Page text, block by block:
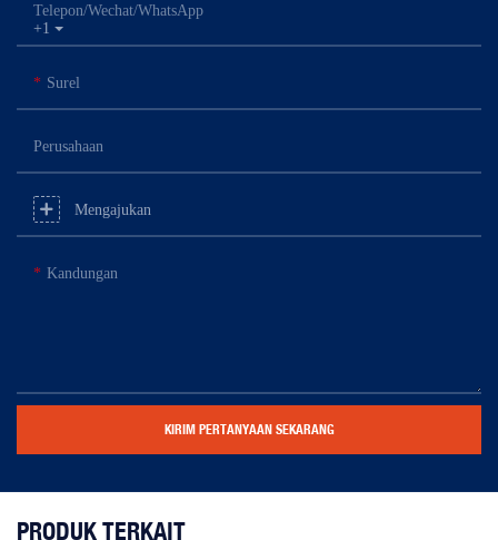
+1
Telepon/Wechat/WhatsApp
Surel
Perusahaan
Mengajukan
Kandungan
KIRIM PERTANYAAN SEKARANG
PRODUK TERKAIT